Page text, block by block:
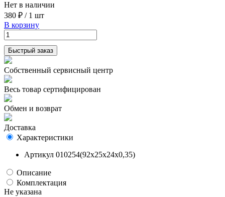
Нет в наличии
380 ₽ / 1 шт
В корзину
Быстрый заказ
Собственный сервисный центр
Весь товар сертифицирован
Обмен и возврат
Доставка
Характеристики
Артикул 010254(92х25х24х0,35)
Описание
Комплектация
Не указана